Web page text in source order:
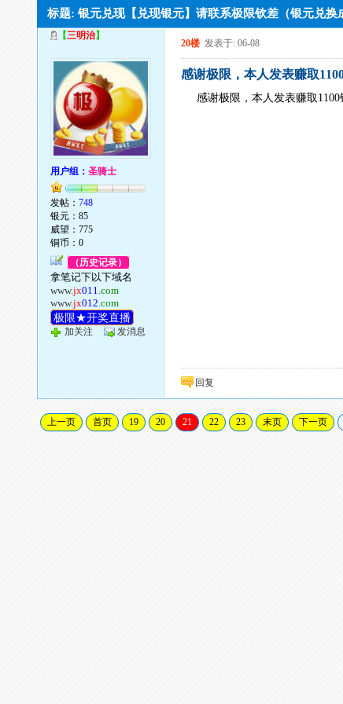
标题: 银元兑现【兑现银元】请联系极限钦差（银元兑换
【三明治】
用户组：圣骑士
发帖：748
银元：85
威望：775
铜币：0
（历史记录）
拿笔记下以下域名
www.jx011.com
www.jx012.com
极限★开奖直播
加关注 发消息
20楼 发表于: 06-08
感谢极限，本人发表赚取
感谢极限，本人发表赚取
回复
上一页 首页 19 20 21 22 23 末页 下一页